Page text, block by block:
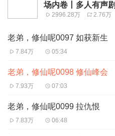
场内卷丨多人有声剧
2996.28万 2.76万
老弟，修仙呢0097 如获新生
7.84万 05:34
老弟，修仙呢0098 修仙峰会
7.93万 07:03
老弟，修仙呢0099 拉仇恨
7.83万 06:48